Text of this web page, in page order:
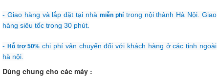
- Giao hàng và lắp đặt tại nhà miễn phítrong nội thành Hà Nội. Giao
hàng siêu tốc trong 30 phút.
- Hỗ trợ 50% chi phí vận chuyển đối với khách hàng ở các tỉnh ngoài
hà nội.
Dùng chung cho các máy :